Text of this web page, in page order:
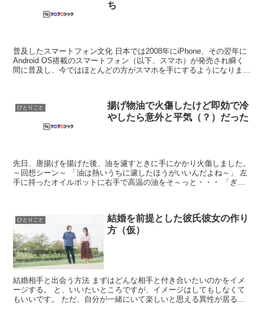
ち
普及したスマートフォン文化 日本では2008年にiPhone、その翌年に
Android OS搭載のスマートフォン（以下、スマホ）が発売され瞬く
間に普及し、今ではほとんどの方がスマホを手にするようになりまし
ひとりごと
揚げ物油で火傷したけど即効で冷
やしたら意外と平気（？）だった
先日、唐揚げを揚げた後、油を濾すときに手にかかり火傷しました。
～回想シーン～ 「油は熱いうちに濾したほうがいいんだよね～」 左
手に持ったオイルポットに右手で高温の油をそ～っと・・・ 「ぎゃ
ひとりごと
結婚を前提とした彼氏彼女の作り
方（仮）
結婚相手と出会う方法 まずはどんな相手と付き合いたいのかをイメ
ージする。 と、いいたいところですが、イメージはしてもしなくて
もいいです。 ただ、自分が一緒にいて楽しいと思える異性が居るで